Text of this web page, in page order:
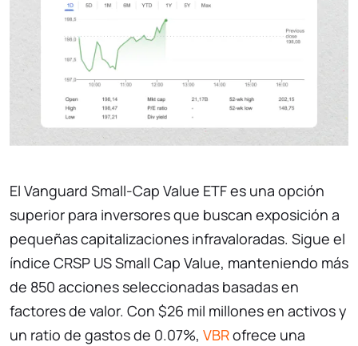
El Vanguard Small-Cap Value ETF es una opción
superior para inversores que buscan exposición a
pequeñas capitalizaciones infravaloradas. Sigue el
índice CRSP US Small Cap Value, manteniendo más
de 850 acciones seleccionadas basadas en
factores de valor. Con $26 mil millones en activos y
un ratio de gastos de 0.07%, VBRofrece una